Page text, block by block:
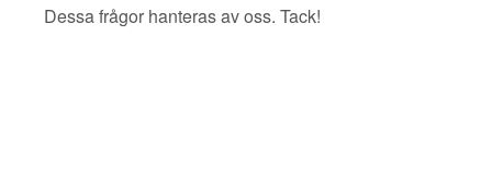
Dessa frågor hanteras av oss. Tack!